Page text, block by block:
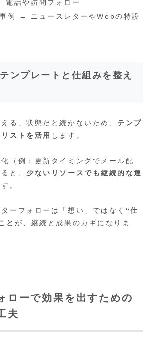
電話や訪問フォロー
例 → ニュースレターやWebの特設
ンプレートと仕組みを整え
える」状態だと続かないため、 テンプ
ストを活用 します。
（例：更新タイミングでメール配
と、 少ないリソースでも継続的な運
。
ーフォローは「想い」ではなく “仕
と が、継続と成果のカギになりま
ローで効果を出すための
夫